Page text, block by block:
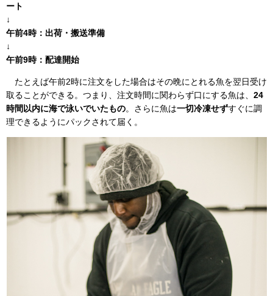
ート
↓
午前4時：出荷・搬送準備
↓
午前9時：配達開始
たとえば午前2時に注文をした場合はその晩にとれる魚を翌日受け
取ることができる。つまり、注文時間に関わらず口にする魚は、 24
時間以内に海で泳いでいたもの。さらに魚は一切冷凍せずすぐに調
理できるようにパックされて届く。